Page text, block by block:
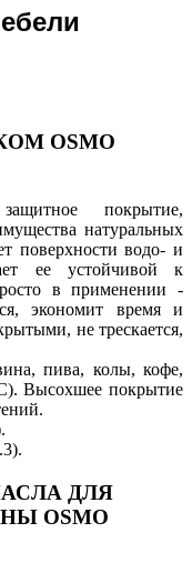
OSMO
покрытие,
натуральных
поверхности водо- и
ее устойчивой к
в применении -
экономит время и
не трескается,
пива, колы, кофе,
Высохшее покрытие
ДЛЯ
OSMO